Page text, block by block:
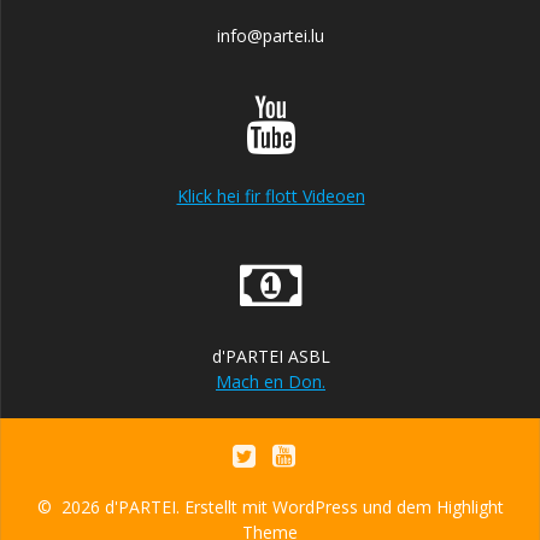
info@partei.lu
Klick hei fir flott Videoen
d'PARTEI ASBL
Mach en Don.
© 2026 d'PARTEI. Erstellt mit WordPress und dem Highlight
Theme